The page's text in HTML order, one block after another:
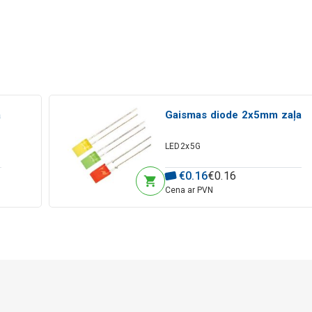
Gaismas diode 2x5mm zaļa
LED2x5G
€0.16€0.16
Cena ar PVN